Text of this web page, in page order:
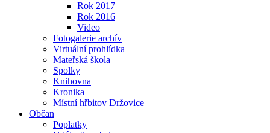
Rok 2017
Rok 2016
Video
Fotogalerie archív
Virtuální prohlídka
Mateřská škola
Spolky
Knihovna
Kronika
Místní hřbitov Držovice
Občan
Poplatky